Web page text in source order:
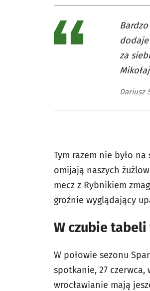
za
Dariusz
Tym razem nie było
omijają naszych
mecz z Rybnikiem
groźnie wyglądający
W czubie tabeli
W połowie sezonu
spotkanie, 27
wrocławianie mają